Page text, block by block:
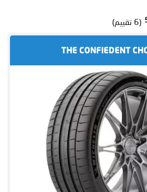
(6 تقييم)
THE CONFIEDENT